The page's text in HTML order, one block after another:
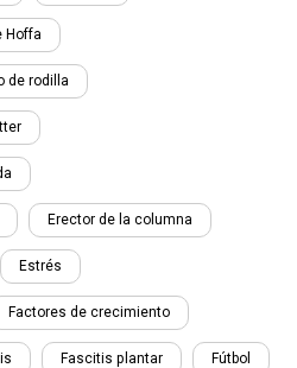
Hoffa
de rodilla
Erector de la columna
Estrés
Factores de crecimiento
Fascitis plantar Fútbol